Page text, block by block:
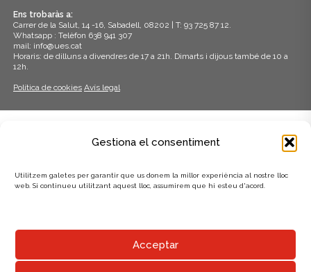
Gestiona el consentiment
Utilitzem galetes per garantir que us donem la millor experiència al nostre lloc
web. Si continueu utilitzant aquest lloc, assumirem que hi esteu d'acord.
Acceptar
Ens trobaràs a:
Carrer de la Salut, 14 -16, Sabadell, 08202 | T: 93 725 87 12.
Whatsapp : Telèfon 638 941 307
mail: info@ues.cat
Horaris: de dilluns a divendres de 17 a 21h. Dimarts i dijous també de 10 a
12h.
Política de cookies Avís legal
AMB EL SUPORT DE: